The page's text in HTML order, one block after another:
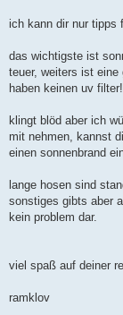
a
ich kann dir nur tipps
das wichtigste ist
teuer, weiters ist
haben keinen uv filter!
klingt blöd aber ich
mit nehmen, kannst
einen sonnenbrand
lange hosen sind
sonstiges gibts aber
kein problem dar.
viel spaß auf deiner
ramklov